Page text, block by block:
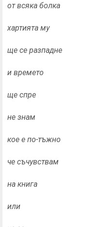
от всяка болка
хартията му
ще се разпадне
и времето
ще спре
не знам
кое е по-тъжно
че съчувствам
на книга
или